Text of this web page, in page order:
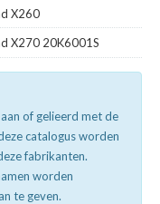
X260
X270 20K6001S
of gelieerd met de
catalogus worden
fabrikanten.
worden
te geven.